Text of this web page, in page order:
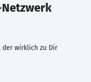
Netzwerk
der wirklich zu Dir